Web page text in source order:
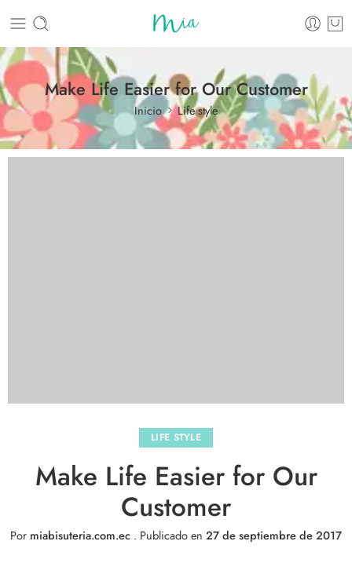
Make Life Easier for Our Customer
Inicio Life style
LIFE STYLE
Make Life Easier for Our
Customer
Por miabisuteria.com.ec . Publicado en 27 de septiembre de 2017